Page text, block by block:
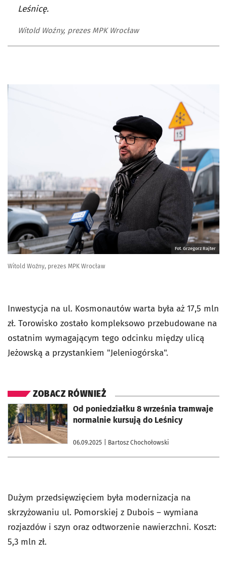
Leśnicę.
Witold Woźny, prezes MPK Wrocław
Fot. Grzegorz Rajter
Witold Woźny, prezes MPK Wrocław
Inwestycja na ul. Kosmonautów warta była aż 17,5 mln
zł. Torowisko zostało kompleksowo przebudowane na
ostatnim wymagającym tego odcinku między ulicą
Jeżowską a przystankiem "Jeleniogórska".
ZOBACZ RÓWNIEŻ
Od poniedziałku 8 września tramwaje
normalnie kursują do Leśnicy
06.09.2025 | Bartosz Chochołowski
otworzy się w nowej karcie
Dużym przedsięwzięciem była modernizacja na
skrzyżowaniu ul. Pomorskiej z Dubois – wymiana
rozjazdów i szyn oraz odtworzenie nawierzchni. Koszt:
5,3 mln zł.